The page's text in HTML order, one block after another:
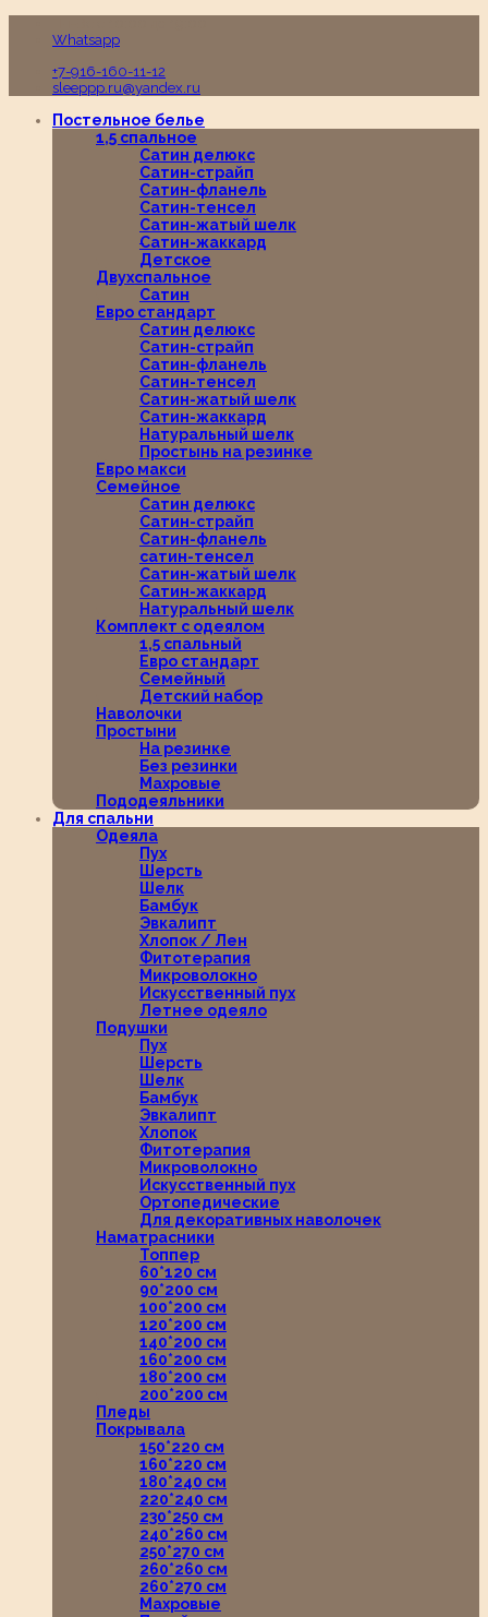
Whatsapp
+7-916-160-11-12
sleeppp.ru@yandex.ru
Постельное белье
1,5 спальное
Сатин делюкс
Сатин-страйп
Сатин-фланель
Сатин-тенсел
Сатин-жатый шелк
Сатин-жаккард
Детское
Двухспальное
Сатин
Евро стандарт
Сатин делюкс
Сатин-страйп
Сатин-фланель
Сатин-тенсел
Сатин-жатый шелк
Сатин-жаккард
Натуральный шелк
Простынь на резинке
Евро макси
Семейное
Сатин делюкс
Сатин-страйп
Сатин-фланель
сатин-тенсел
Сатин-жатый шелк
Сатин-жаккард
Натуральный шелк
Комплект с одеялом
1,5 спальный
Евро стандарт
Семейный
Детский набор
Наволочки
Простыни
На резинке
Без резинки
Махровые
Пододеяльники
Для спальни
Одеяла
Пух
Шерсть
Шелк
Бамбук
Эвкалипт
Хлопок / Лен
Фитотерапия
Микроволокно
Искусственный пух
Летнее одеяло
Подушки
Пух
Шерсть
Шелк
Бамбук
Эвкалипт
Хлопок
Фитотерапия
Микроволокно
Искусственный пух
Ортопедические
Для декоративных наволочек
Наматрасники
Топпер
60*120 см
90*200 см
100*200 см
120*200 см
140*200 см
160*200 см
180*200 см
200*200 см
Пледы
Покрывала
150*220 см
160*220 см
180*240 см
220*240 см
230*250 см
240*260 см
250*270 см
260*260 см
260*270 см
Махровые